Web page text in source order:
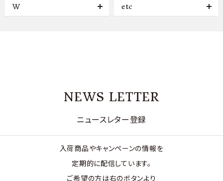
W etc
NEWS LETTER
ニュースレター登録
入荷商品やキャンペーンの情報を
定期的に配信しています。
ご希望の方は右のボタンより